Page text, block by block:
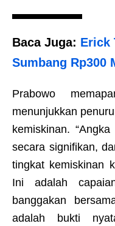
Baca Juga: Erick
Sumbang Rp300
Prabowo
menunjukkan
kemiskinan.
secara signifikan,
tingkat kemiskinan
Ini adalah
banggakan
adalah bukti